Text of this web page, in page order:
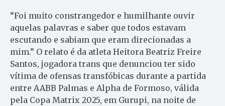
“Foi muito constrangedor e humilhante ouvir
aquelas palavras e saber que todos estavam
escutando e sabiam que eram direcionadas a
mim.” O relato é da atleta Heitora Beatriz Freire
Santos, jogadora trans que denunciou ter sido
vítima de ofensas transfóbicas durante a partida
entre AABB Palmas e Alpha de Formoso, válida
pela Copa Matrix 2025, em Gurupi, na noite de